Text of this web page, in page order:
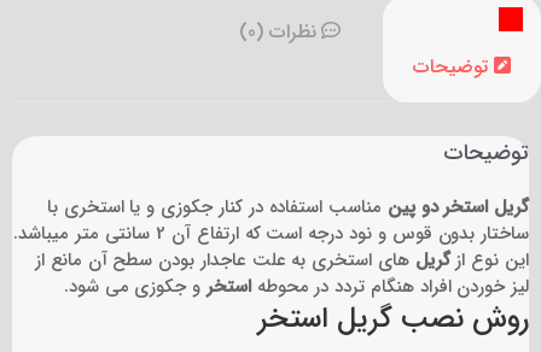
استخر و جکوزی و حتی روف گاردن می باشند.
سانتی متر ،25 سانتی متر و 30 سانتی متر می باشد.
توضیحات
نظرات (0)
توضیحات
گریل استخر دو پین مناسب استفاده در کنار جکوزی و یا استخری با
ساختار بدون قوس و نود درجه است که ارتفاع آن 2 سانتی متر میباشد.
این نوع ازگریل های استخری به علت عاجدار بودن سطح آن مانع از
لیز خوردن افراد هنگام تردد در محوطهاستخرو جکوزی می شود.
روش نصب گریل استخر